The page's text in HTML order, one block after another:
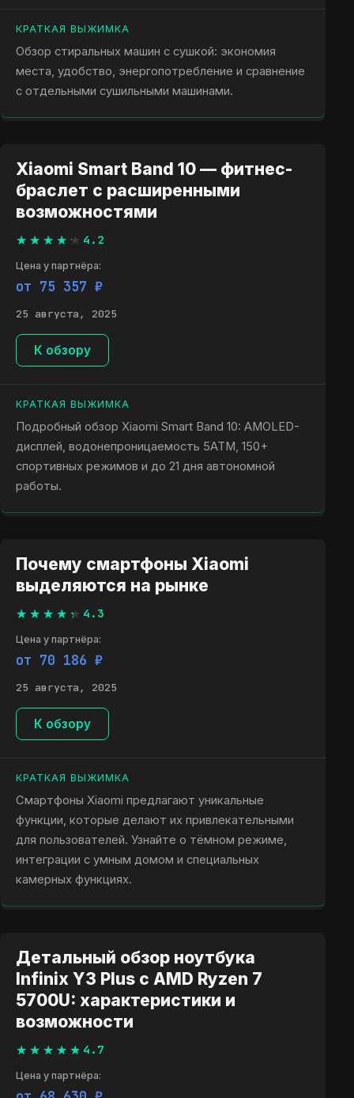
КРАТКАЯ ВЫЖИМКА
Обзор стиральных машин с сушкой: экономия
места, удобство, энергопотребление и сравнение
с отдельными сушильными машинами.
Xiaomi Smart Band 10 — фитнес-
браслет с расширенными
возможностями
4.2
Цена у партнёра:
от 75 357 ₽
25 августа, 2025
К обзору
КРАТКАЯ ВЫЖИМКА
Подробный обзор Xiaomi Smart Band 10: AMOLED-
дисплей, водонепроницаемость 5ATM, 150+
спортивных режимов и до 21 дня автономной
работы.
Почему смартфоны Xiaomi
выделяются на рынке
4.3
Цена у партнёра:
от 70 186 ₽
25 августа, 2025
К обзору
КРАТКАЯ ВЫЖИМКА
Смартфоны Xiaomi предлагают уникальные
функции, которые делают их привлекательными
для пользователей. Узнайте о тёмном режиме,
интеграции с умным домом и специальных
камерных функциях.
Детальный обзор ноутбука
Infinix Y3 Plus с AMD Ryzen 7
5700U: характеристики и
возможности
4.7
Цена у партнёра: